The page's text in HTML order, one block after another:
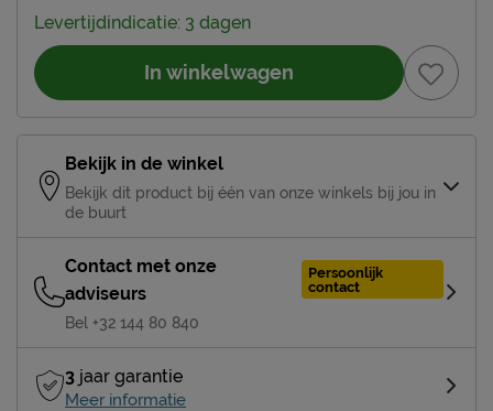
Levertijdindicatie: 3 dagen
In winkelwagen
Bekijk in de winkel
Bekijk dit product bij één van onze winkels bij jou in
de buurt
Contact met onze
adviseurs
Persoonlijk
contact
Bel +32 144 80 840
3 jaar garantie
Meer informatie